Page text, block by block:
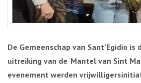
De Gemeenschap van Sant’Egidio is
uitreiking van de ‘Mantel van Sint
evenement werden